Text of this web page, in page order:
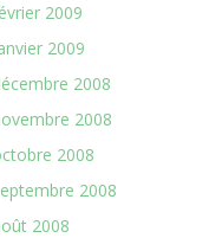
2009
2009
2008
2008
2008
2008
2008